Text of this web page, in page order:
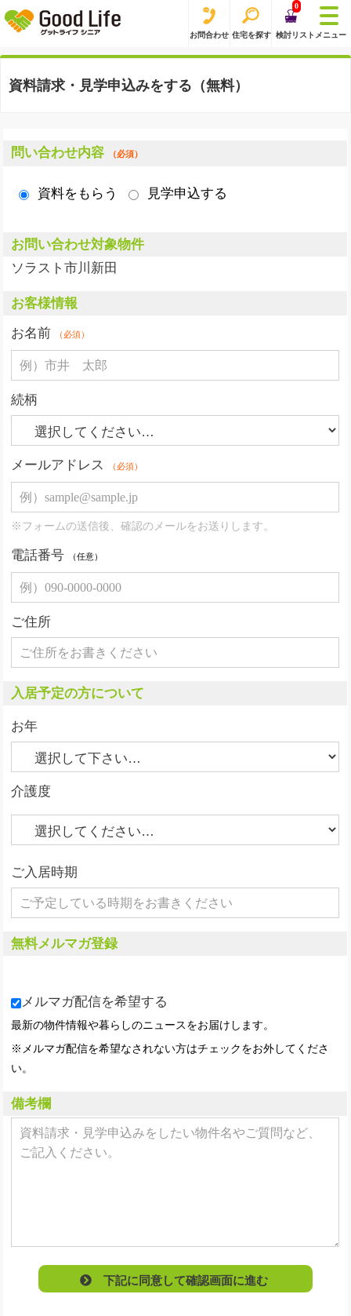
お問合わせ 住宅を探す
0
検討リスト メニュー
資料請求・見学申込みをする（無料）
問い合わせ内容 （必須）
資料をもらう 見学申込する
お問い合わせ対象物件
ソラスト市川新田
お客様情報
お名前
（必須）
続柄
メールアドレス （必須）
※フォームの送信後、確認のメールをお送りします。
電話番号 （任意）
ご住所
入居予定の方について
お年
介護度
ご入居時期
無料メルマガ登録
メルマガ配信を希望する
最新の物件情報や暮らしのニュースをお届けします。
※メルマガ配信を希望なされない方はチェックをお外してくださ
い。
備考欄
下記に同意して確認画面に進む